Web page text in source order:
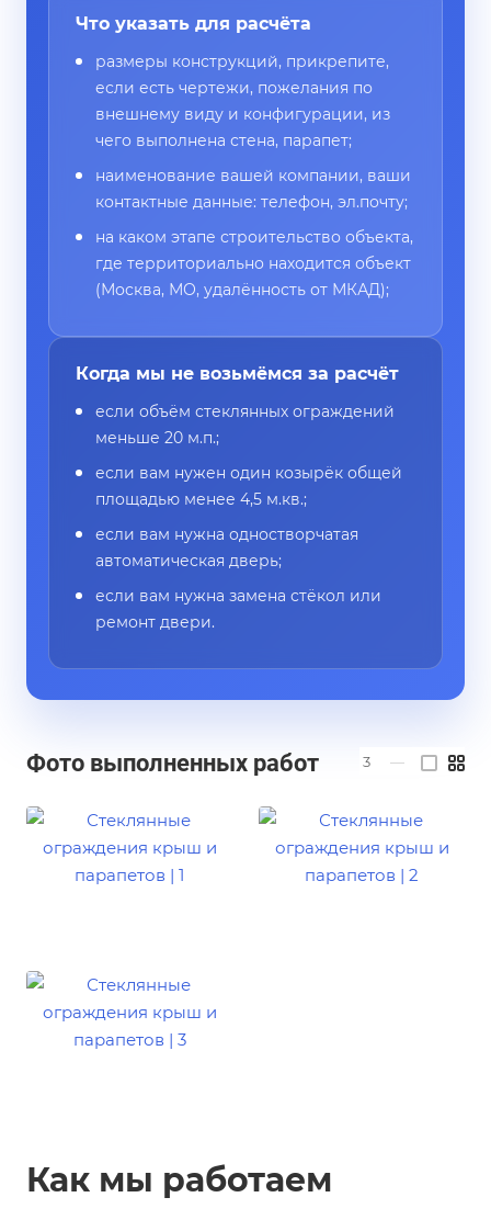
Что указать для расчёта
размеры конструкций, прикрепите,
если есть чертежи, пожелания по
внешнему виду и конфигурации, из
чего выполнена стена, парапет;
наименование вашей компании, ваши
контактные данные: телефон, эл.почту;
на каком этапе строительство объекта,
где территориально находится объект
(Москва, МО, удалённость от МКАД);
Когда мы не возьмёмся за расчёт
если объём стеклянных ограждений
меньше 20 м.п.;
если вам нужен один козырёк общей
площадью менее 4,5 м.кв.;
если вам нужна одностворчатая
автоматическая дверь;
если вам нужна замена стёкол или
ремонт двери.
Фото выполненных работ 3 —
Как мы работаем